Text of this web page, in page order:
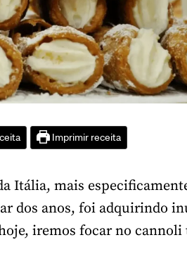
Imprimir receita
Itália, mais
dos anos, foi adquirindo
iremos focar no